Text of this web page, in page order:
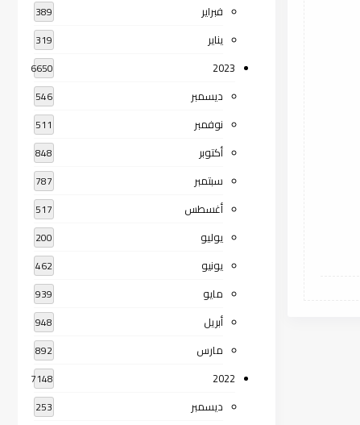
فبراير 389
يناير 319
2023
6650
ديسمبر 546
نوفمبر 511
أكتوبر 848
سبتمبر 787
أغسطس 517
يوليو 200
يونيو 462
مايو 939
أبريل 948
مارس 892
2022
7148
ديسمبر 253